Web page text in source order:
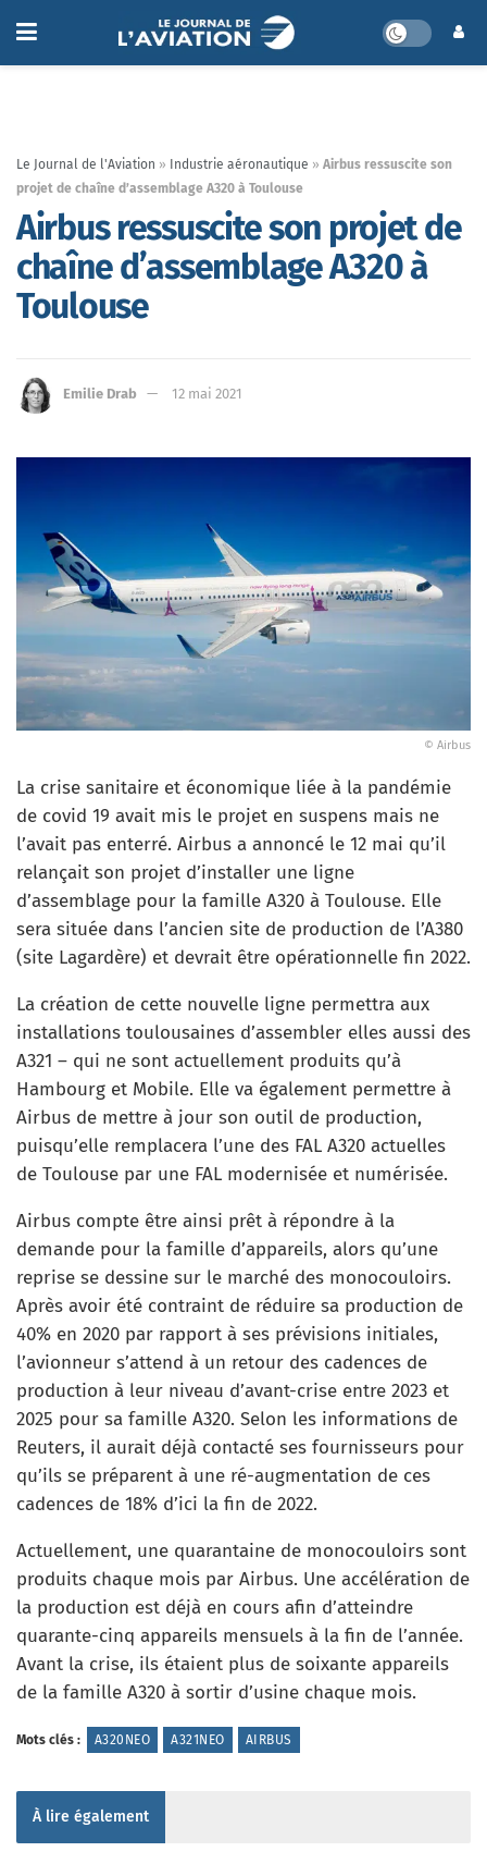
Le Journal de l'Aviation » Industrie aéronautique » Airbus ressuscite son
projet de chaîne d’assemblage A320 à Toulouse
Airbus ressuscite son projet de
chaîne d’assemblage A320 à
Toulouse
Emilie Drab 12 mai 2021
© Airbus
La crise sanitaire et économique liée à la pandémie
de covid 19 avait mis le projet en suspens mais ne
l’avait pas enterré. Airbus a annoncé le 12 mai qu’il
relançait son projet d’installer une ligne
d’assemblage pour la famille A320 à Toulouse. Elle
sera située dans l’ancien site de production de l’A380
(site Lagardère) et devrait être opérationnelle fin 2022.
La création de cette nouvelle ligne permettra aux
installations toulousaines d’assembler elles aussi des
A321 – qui ne sont actuellement produits qu’à
Hambourg et Mobile. Elle va également permettre à
Airbus de mettre à jour son outil de production,
puisqu’elle remplacera l’une des FAL A320 actuelles
de Toulouse par une FAL modernisée et numérisée.
Airbus compte être ainsi prêt à répondre à la
demande pour la famille d’appareils, alors qu’une
reprise se dessine sur le marché des monocouloirs.
Après avoir été contraint de réduire sa production de
40% en 2020 par rapport à ses prévisions initiales,
l’avionneur s’attend à un retour des cadences de
production à leur niveau d’avant-crise entre 2023 et
2025 pour sa famille A320. Selon les informations de
Reuters, il aurait déjà contacté ses fournisseurs pour
qu’ils se préparent à une ré-augmentation de ces
cadences de 18% d’ici la fin de 2022.
Actuellement, une quarantaine de monocouloirs sont
produits chaque mois par Airbus. Une accélération de
la production est déjà en cours afin d’atteindre
quarante-cinq appareils mensuels à la fin de l’année.
Avant la crise, ils étaient plus de soixante appareils
de la famille A320 à sortir d’usine chaque mois.
Mots clés : A320NEO A321NEO AIRBUS
À lire également